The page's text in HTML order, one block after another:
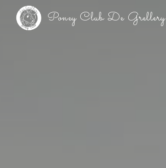
Poney Club De Grellery
Panneau de gestion des cookies